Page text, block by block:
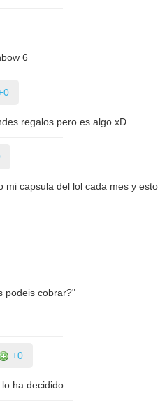
6
regalos pero es algo xD
mi capsula del lol cada mes y esto
podeis cobrar?"
+0
lo ha decidido